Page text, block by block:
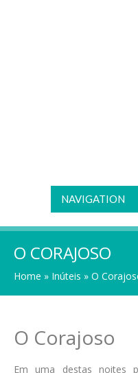
NAVIGATION
O CORAJOSO
Home » Inúteis » O
O Corajoso
Em uma destas noites